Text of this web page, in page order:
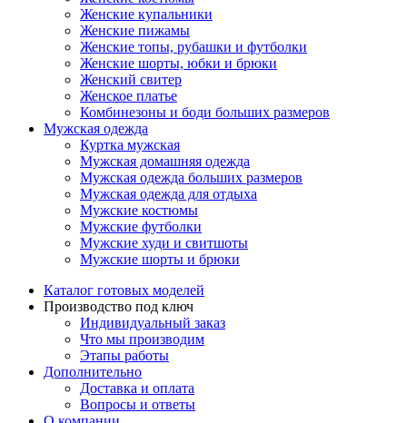
Женские купальники
Женские пижамы
Женские топы, рубашки и футболки
Женские шорты, юбки и брюки
Женский свитер
Женское платье
Комбинезоны и боди больших размеров
Мужская одежда
Куртка мужская
Мужская домашняя одежда
Мужская одежда больших размеров
Мужская одежда для отдыха
Мужские костюмы
Мужские футболки
Мужские худи и свитшоты
Мужские шорты и брюки
Каталог готовых моделей
Производство под ключ
Индивидуальный заказ
Что мы производим
Этапы работы
Дополнительно
Доставка и оплата
Вопросы и ответы